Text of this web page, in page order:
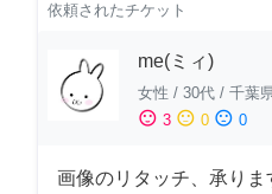
依頼されたチケット
me(ミィ)
女性 / 30代 / 千葉
sentiment_satisfied 3 sentiment_neutral 0 sentiment_dissatisfied 0
画像のリタッチ、承りま